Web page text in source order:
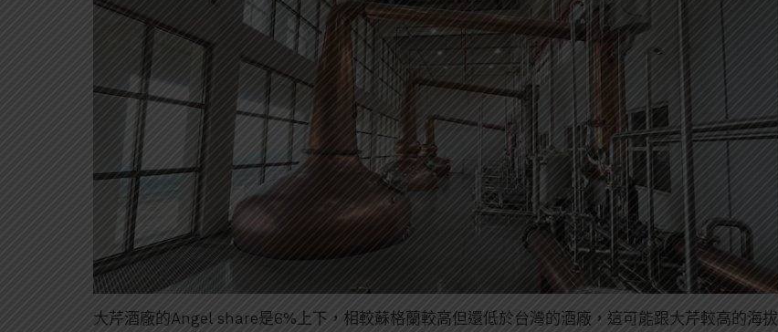
大芹酒廠的Angel share是6%上下，相較蘇格蘭較高但還低於台灣的酒廠，這可能跟大芹較高的海拔